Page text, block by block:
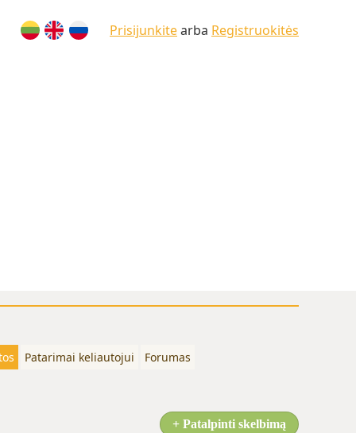
Prisijunkitearba Registruokitės
Patarimai keliautojui
Forumas
+ Patalpinti skelbimą